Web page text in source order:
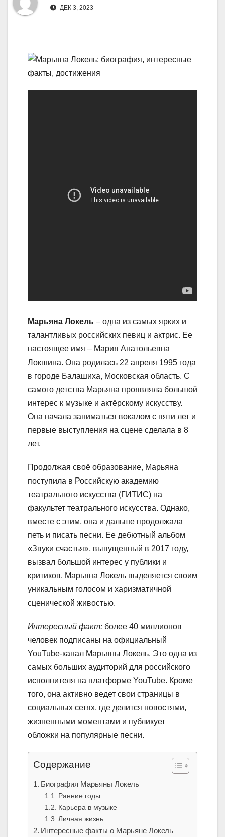
ДЕК 3, 2023
Марьяна Локель – одна из самых ярких и
талантливых российских певиц и актрис. Ее
настоящее имя – Мария Анатольевна
Локшина. Она родилась 22 апреля 1995 года
в городе Балашиха, Московская область. С
самого детства Марьяна проявляла большой
интерес к музыке и актёрскому искусству.
Она начала заниматься вокалом с пяти лет и
первые выступления на сцене сделала в 8
лет.
Продолжая своё образование, Марьяна
поступила в Российскую академию
театрального искусства (ГИТИС) на
факультет театрального искусства. Однако,
вместе с этим, она и дальше продолжала
петь и писать песни. Ее дебютный альбом
«Звуки счастья», выпущенный в 2017 году,
вызвал большой интерес у публики и
критиков. Марьяна Локель выделяется своим
уникальным голосом и харизматичной
сценической живостью.
Интересный факт: более 40 миллионов
человек подписаны на официальный
YouTube-канал Марьяны Локель. Это одна из
самых больших аудиторий для российского
исполнителя на платформе YouTube. Кроме
того, она активно ведет свои страницы в
социальных сетях, где делится новостями,
жизненными моментами и публикует
обложки на популярные песни.
Содержание
Биография Марьяны Локель
Ранние годы
Карьера в музыке
Личная жизнь
Интересные факты о Марьяне Локель